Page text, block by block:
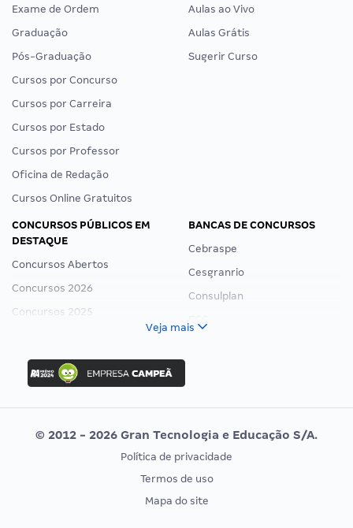
Exame de Ordem
Graduação
Pós-Graduação
Cursos por Concurso
Cursos por Carreira
Cursos por Estado
Cursos por Professor
Oficina de Redação
Cursos Online Gratuitos
Aulas ao Vivo
Aulas Grátis
Sugerir Curso
CONCURSOS PÚBLICOS EM
DESTAQUE
Concursos Abertos
Concursos 2026
Concursos 2025
Concurso Nacional Unificado
Concurso Ibama
Concurso MPU
Editais publicados
BANCAS DE CONCURSOS
Cebraspe
Cesgranrio
Consulplan
Vunesp
CONCURSOS POR PROFISSÃO
EXAME DE ORDEM
Veja mais
© 2012 - 2026 Gran Tecnologia e Educação S/A.
Política de privacidade
Termos de uso
Mapa do site